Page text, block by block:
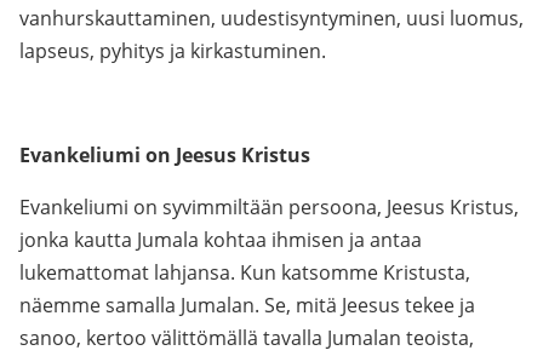
vanhurskauttaminen, uudestisyntyminen, uusi luomus,
lapseus, pyhitys ja kirkastuminen.
Evankeliumi on Jeesus Kristus
Evankeliumi on syvimmiltään persoona, Jeesus Kristus,
jonka kautta Jumala kohtaa ihmisen ja antaa
lukemattomat lahjansa. Kun katsomme Kristusta,
näemme samalla Jumalan. Se, mitä Jeesus tekee ja
sanoo, kertoo välittömällä tavalla Jumalan teoista,